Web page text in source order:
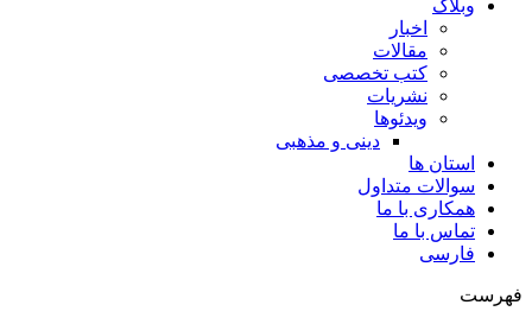
وبلاگ
اخبار
مقالات
کتب تخصصی
نشریات
ویدئوها
دینی و مذهبی
استان ها
سوالات متداول
همکاری با ما
تماس با ما
فارسی
فهرست